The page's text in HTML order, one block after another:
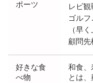
ポーツ
レビ観
ゴル
（早
顧問先
好きな食
べ物
和食、
とは